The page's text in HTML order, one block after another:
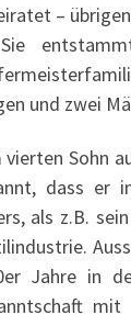
–
und zwei
vierten Sohn
dass er
als z.B.
Jahre in